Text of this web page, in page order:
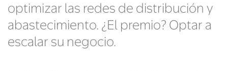
optimizar las redes de distribución y
abastecimiento. ¿El premio? Optar a
escalar su negocio.